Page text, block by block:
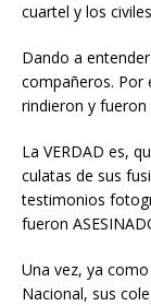
cuartel y los
Dando a
compañeros. Por
rindieron y fueron
La VERDAD es,
culatas de sus
testimonios
fueron
Una vez, ya
Nacional, sus